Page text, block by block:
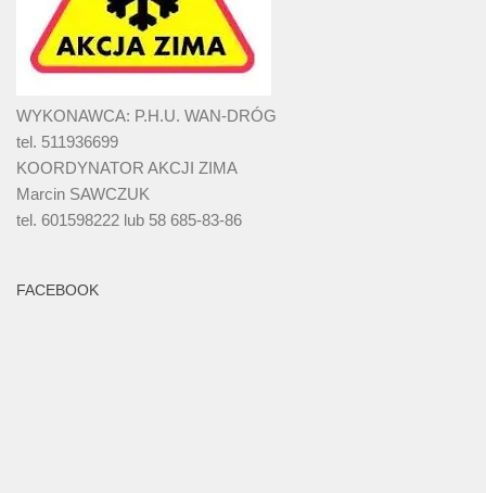
WYKONAWCA: P.H.U. WAN-DRÓG
tel. 511936699
KOORDYNATOR AKCJI ZIMA
Marcin SAWCZUK
tel. 601598222 lub 58 685-83-86
FACEBOOK